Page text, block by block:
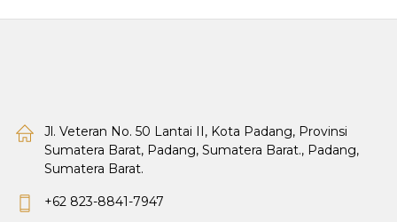
Jl. Veteran No. 50 Lantai II, Kota Padang, Provinsi
Sumatera Barat, Padang, Sumatera Barat., Padang,
Sumatera Barat.
+62 823-8841-7947